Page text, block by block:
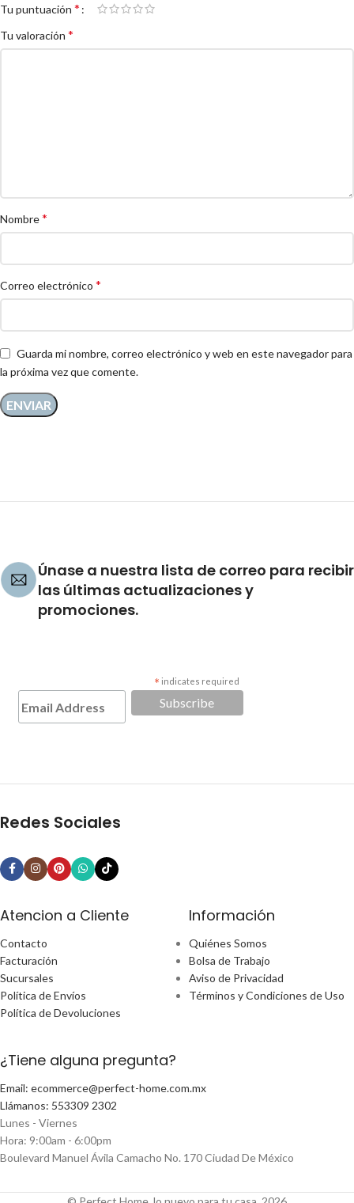
Tu puntuación *
Tu valoración *
Nombre*
Correo electrónico *
Guarda mi nombre, correo electrónico y web en este navegador para
la próxima vez que comente.
Únase a nuestra lista de correo para recibir
las últimas actualizaciones y
promociones.
* indicates required
Redes Sociales
Atencion a Cliente
Contacto
Facturación
Sucursales
Política de Envíos
Política de Devoluciones
Información
Quiénes Somos
Bolsa de Trabajo
Aviso de Privacidad
Términos y Condiciones de Uso
¿Tiene alguna pregunta?
Email: ecommerce@perfect-home.com.mx
Llámanos: 553309 2302
Lunes - Viernes
Hora: 9:00am - 6:00pm
Boulevard Manuel Ávila Camacho No. 170 Ciudad De México